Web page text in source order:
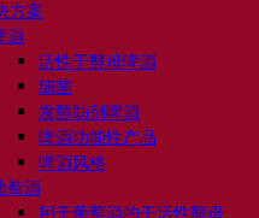
方案
酒
活性干酵母啤酒
细菌
发酵助剂啤酒
啤酒功能性产品
啤酒风格
萄酒